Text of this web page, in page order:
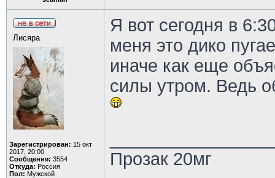
Лисяра
Зарегистрирован: 15 окт
2017, 20:00
Сообщения: 3554
Откуда: Россия
Пол: Мужской
Я вот сегодня в
меня это дико
иначе как еще
силы утром. Ведь
Прозак 20мг